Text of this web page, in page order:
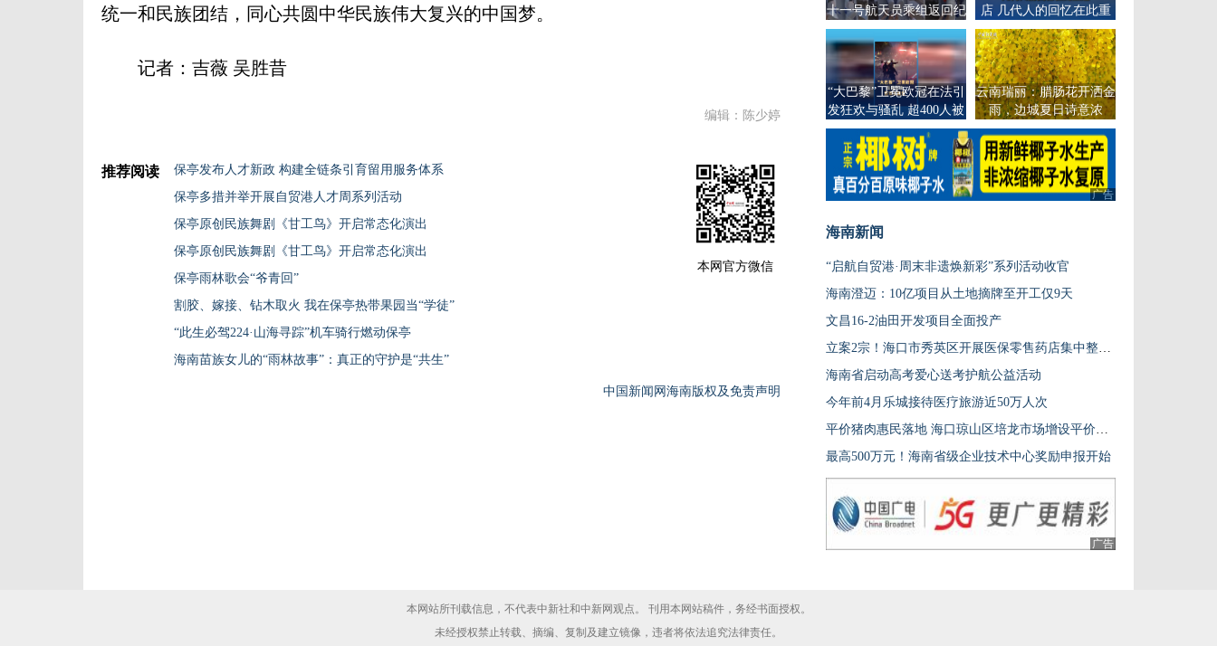
统一和民族团结，同心共圆中华民族伟大复兴的中国梦。
记者：吉薇 吴胜昔
编辑：陈少婷
推荐阅读
保亭发布人才新政 构建全链条引育留用服务体系
保亭多措并举开展自贸港人才周系列活动
保亭原创民族舞剧《甘工鸟》开启常态化演出
保亭原创民族舞剧《甘工鸟》开启常态化演出
保亭雨林歌会“爷青回”
割胶、嫁接、钻木取火 我在保亭热带果园当“学徒”
“此生必驾224·山海寻踪”机车骑行燃动保亭
海南苗族女儿的“雨林故事”：真正的守护是“共生”
本网官方微信
中国新闻网海南版权及免责声明
十一号航天员乘组返回纪
实
店 几代人的回忆在此重
逢
“大巴黎”卫冕欧冠在法引
发狂欢与骚乱 超400人被
捕
云南瑞丽：腊肠花开洒金
雨，边城夏日诗意浓
广告
海南新闻
“启航自贸港·周末非遗焕新彩”系列活动收官
海南澄迈：10亿项目从土地摘牌至开工仅9天
文昌16-2油田开发项目全面投产
立案2宗！海口市秀英区开展医保零售药店集中整治行动
海南省启动高考爱心送考护航公益活动
今年前4月乐城接待医疗旅游近50万人次
平价猪肉惠民落地 海口琼山区培龙市场增设平价摊位
最高500万元！海南省级企业技术中心奖励申报开始
广告
本网站所刊载信息，不代表中新社和中新网观点。 刊用本网站稿件，务经书面授权。
未经授权禁止转载、摘编、复制及建立镜像，违者将依法追究法律责任。